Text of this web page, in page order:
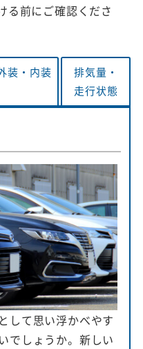
る前にご確認くださ
装・ 内装
排気量・
走行状態
して思い浮かべやす
でしょうか。新しい